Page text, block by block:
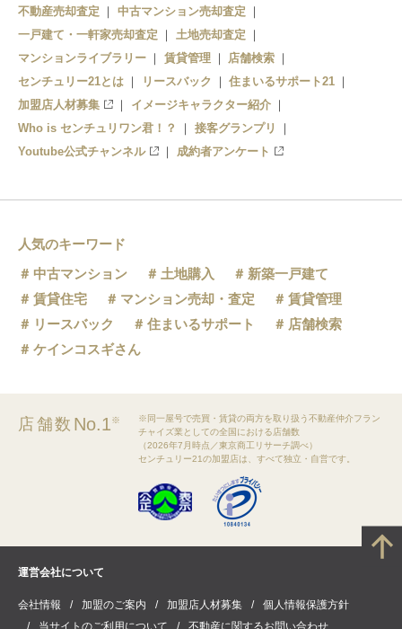
不動産売却査定
中古マンション売却査定
一戸建て・一軒家売却査定
土地売却査定
マンションライブラリー
賃貸管理
店舗検索
センチュリー21とは
リースバック
住まいるサポート21
加盟店人材募集
イメージキャラクター紹介
Who is センチュリワン君！？
接客グランプリ
Youtube公式チャンネル
成約者アンケート
人気のキーワード
中古マンション
土地購入
新築一戸建て
賃貸住宅
マンション売却・査定
賃貸管理
リースバック
住まいるサポート
店舗検索
ケインコスギさん
店舗数 No.1※
※同一屋号で売買・賃貸の両方を取り扱う不動産仲介フラン
チャイズ業としての全国における店舗数
（2026年7月時点／東京商工リサーチ調べ）
センチュリー21の加盟店は、すべて独立・自営です。
運営会社について
会社情報 加盟のご案内 加盟店人材募集
個人情報保護方針
当サイトのご利用について
不動産に関するお問い合わせ